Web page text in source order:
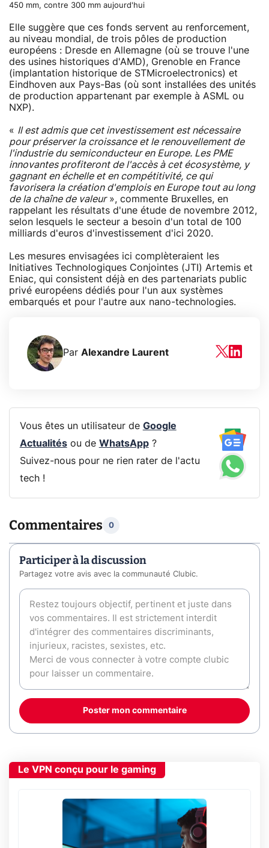
450 mm, contre 300 mm aujourd'hui
Elle suggère que ces fonds servent au renforcement,
au niveau mondial, de trois pôles de production
européens : Dresde en Allemagne (où se trouve l'une
des usines historiques d'AMD), Grenoble en France
(implantation historique de STMicroelectronics) et
Eindhoven aux Pays-Bas (où sont installées des unités
de production appartenant par exemple à ASML ou
NXP).
« Il est admis que cet investissement est nécessaire
pour préserver la croissance et le renouvellement de
l'industrie du semiconducteur en Europe. Les PME
innovantes profiteront de l'accès à cet écosystème, y
gagnant en échelle et en compétitivité, ce qui
favorisera la création d'emplois en Europe tout au long
de la chaîne de valeur», commente Bruxelles, en
rappelant les résultats d'une étude de novembre 2012,
selon lesquels le secteur a besoin d'un total de 100
milliards d'euros d'investissement d'ici 2020.
Les mesures envisagées ici complèteraient les
Initiatives Technologiques Conjointes (JTI) Artemis et
Eniac, qui consistent déjà en des partenariats public
privé européens dédiés pour l'un aux systèmes
embarqués et pour l'autre aux nano-technologies.
Par Alexandre Laurent
Vous êtes un utilisateur de Google
Actualitésou de WhatsApp?
Suivez-nous pour ne rien rater de l'actu
tech !
Commentaires 0
Participer à la discussion
Partagez votre avis avec la communauté Clubic.
Poster mon commentaire
Le VPN conçu pour le gaming